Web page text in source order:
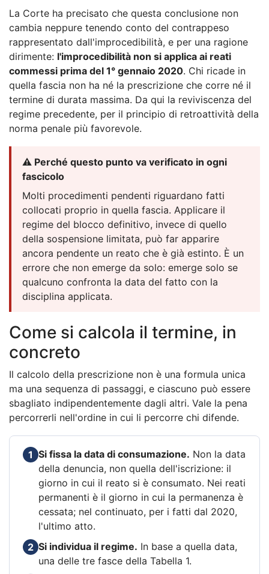
La Corte ha precisato che questa conclusione non
cambia neppure tenendo conto del contrappeso
rappresentato dall'improcedibilità, e per una ragione
dirimente: l'improcedibilità non si applica ai reati
commessi prima del 1° gennaio 2020. Chi ricade in
quella fascia non ha né la prescrizione che corre né il
termine di durata massima. Da qui la reviviscenza del
regime precedente, per il principio di retroattività della
norma penale più favorevole.
⚠️ Perché questo punto va verificato in ogni
fascicolo
Molti procedimenti pendenti riguardano fatti
collocati proprio in quella fascia. Applicare il
regime del blocco definitivo, invece di quello
della sospensione limitata, può far apparire
ancora pendente un reato che è già estinto. È un
errore che non emerge da solo: emerge solo se
qualcuno confronta la data del fatto con la
disciplina applicata.
Come si calcola il termine, in
concreto
Il calcolo della prescrizione non è una formula unica
ma una sequenza di passaggi, e ciascuno può essere
sbagliato indipendentemente dagli altri. Vale la pena
percorrerli nell'ordine in cui li percorre chi difende.
1 Si fissa la data di consumazione. Non la data
della denuncia, non quella dell'iscrizione: il
giorno in cui il reato si è consumato. Nei reati
permanenti è il giorno in cui la permanenza è
cessata; nel continuato, per i fatti dal 2020,
l'ultimo atto.
2 Si individua il regime. In base a quella data,
una delle tre fasce della Tabella 1.